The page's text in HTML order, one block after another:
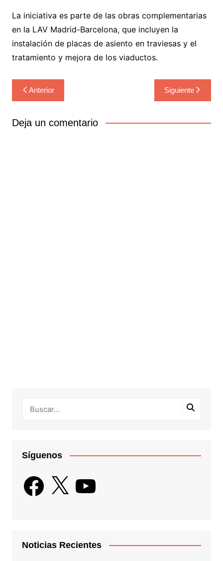
La iniciativa es parte de las obras complementarias
en la LAV Madrid-Barcelona, que incluyen la
instalación de placas de asiento en traviesas y el
tratamiento y mejora de los viaductos.
Navegación
de
entradas
Anterior Siguiente
Deja un comentario
Síguenos
Facebook
X YouTube
Noticias Recientes